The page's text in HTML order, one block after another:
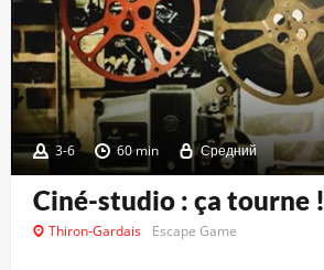
3-6 60 min Средний
Ciné-studio : ça tourne !
Thiron-Gardais Escape Game